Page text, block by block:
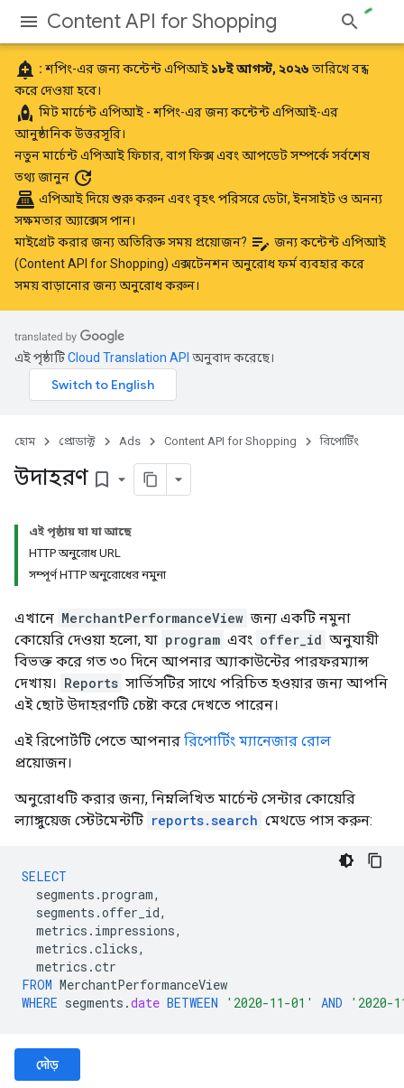
Content API for Shopping
add_alert : শপিং-এর জন্য কন্টেন্ট এপিআই ১৮ই আগস্ট, ২০২৬ তারিখে বন্ধ
করে দেওয়া হবে।
rocket মিটমার্চেন্ট এপিআই - শপিং-এর জন্য কন্টেন্ট এপিআই-এর
আনুষ্ঠানিক উত্তরসূরি।
নতুন মার্চেন্ট এপিআই ফিচার, বাগ ফিক্স এবং আপডেট সম্পর্কেসর্বশেষ
তথ্য জানুন update
point_of_sale এপিআই দিয়ে শুরু করুনএবং বৃহৎ পরিসরে ডেটা, ইনসাইট ও অনন্য
সক্ষমতার অ্যাক্সেস পান।
মাইগ্রেট করার জন্য অতিরিক্ত সময় প্রয়োজন? edit_note জন্য কন্টেন্ট এপিআই
(Content API for Shopping) এক্সটেনশন অনুরোধ ফর্মব্যবহার করে
সময় বাড়ানোর জন্য অনুরোধ করুন।
এই পৃষ্ঠাটিCloud Translation API অনুবাদ করেছে।
হোম প্রোডাক্ট Ads Content API for Shopping রিপোর্টিং
উদাহরণ bookmark_border
এই পৃষ্ঠায় যা যা আছে
HTTP অনুরোধ URL
সম্পূর্ণ HTTP অনুরোধের নমুনা
এখানে MerchantPerformanceView জন্য একটি নমুনা
কোয়েরি দেওয়া হলো, যা program এবং offer_id অনুযায়ী
বিভক্ত করে গত ৩০ দিনে আপনার অ্যাকাউন্টের পারফরম্যান্স
দেখায়। Reports সার্ভিসটির সাথে পরিচিত হওয়ার জন্য আপনি
এই ছোট উদাহরণটি চেষ্টা করে দেখতে পারেন।
এই রিপোর্টটি পেতে আপনার রিপোর্টিং ম্যানেজার রোল
প্রয়োজন।
অনুরোধটি করার জন্য, নিম্নলিখিত মার্চেন্ট সেন্টার কোয়েরি
ল্যাঙ্গুয়েজ স্টেটমেন্টটি reports.search মেথডে পাস করুন:
SELECT
segments .program,
segments .offer_id,
metrics . impressions,
metrics .clicks,
metrics .ctr
FROM MerchantPerformanceView
WHERE segments .date BETWEEN '2020-11-01' AND '2020-
দৌড়